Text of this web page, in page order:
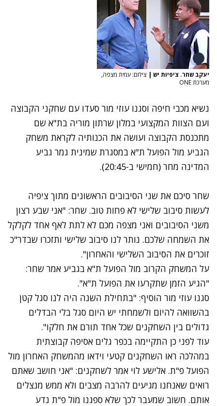
יעקב שחר. ציפיות יש | צילום: עמית מצפה,
מערכת ONE
נשיא מכבי חיפה וסגנו עוזי מור סעדו עם שחקני הקבוצה
ועם הצוות המקצועי במלון שרתון מוריה בת"א שם
מתכנסת הקבוצה ועושה את הכנותיה לקראת משחק
הגביע מול הפועל ת"א במסגרת שמינית גמר גביע
המדינה מחר (חמישי ב-20:45).
שחר סיכם את שני הסיבובים הראשונים מתוך ציפיה
לעשות סיבוב שלישי לא פחות טוב. שחר: "אני שבע רצון
משני הסיבובים ואני מצפה מכם לא לתת לאף אחד לקלקל
את השמחה שלכם. נותר לנו סיבוב שלישי ותזכרו שבדר"כ
זוכרים את הסיבוב השלישי והאחרון".
על המשחק הקרוב מול הפועל ת"א בגביע אמר שחר:
"הגיע הזמן שתקרעו את הפועל ת"א".
סגנו עוזי מור הוסיף: "בתחילת השנה היה לנו סגל קטן
בהשוואה להיום ולשמחתי יש היום סגל בלי הבדלים
גדולים בין השחקנים שכל אחד תורם את חלקו".
עוד לפני כן התקיימה בכפר גלים אסיפה קבוצתית
במהלכה ראו השחקנים קטעי וידאו מהמשחק האחרון מול
הפועל פ"ת. אלישע לוי אמר לשחקנים: "אני חושב שאתם
רואים שאנחנו מגיעים להרבה מצבים ולא ממש מנצלים
אותם. חשוב שמעבר לכך שלא ספגנו מול פ"ת נדע